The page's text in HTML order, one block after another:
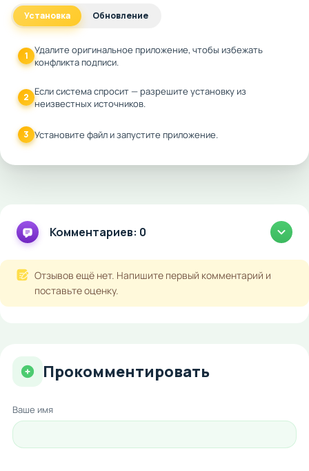
Установка Обновление
1 Удалите оригинальное приложение, чтобы избежать
конфликта подписи.
2 Если система спросит — разрешите установку из
неизвестных источников.
3 Установите файл и запустите приложение.
Комментариев: 0
Отзывов ещё нет. Напишите первый комментарий и
поставьте оценку.
Прокомментировать
Ваше имя